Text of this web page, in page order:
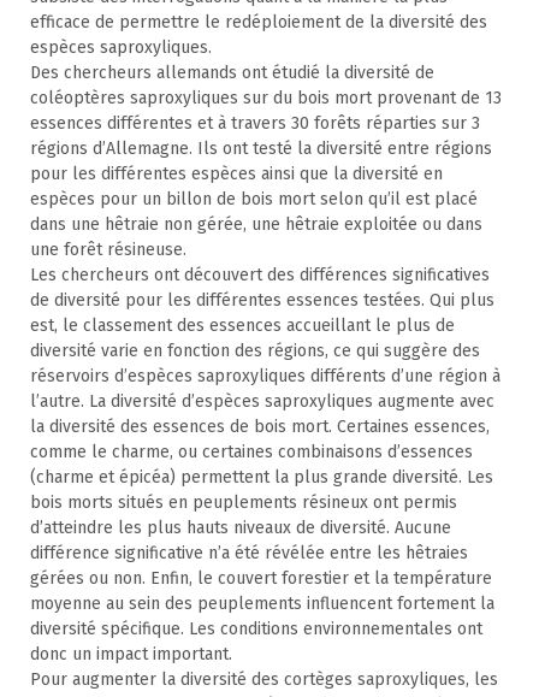
efficace de permettre le redéploiement de la diversité des
espèces saproxyliques.
Des chercheurs allemands ont étudié la diversité de
coléoptères saproxyliques sur du bois mort provenant de 13
essences différentes et à travers 30 forêts réparties sur 3
régions d’Allemagne. Ils ont testé la diversité entre régions
pour les différentes espèces ainsi que la diversité en
espèces pour un billon de bois mort selon qu’il est placé
dans une hêtraie non gérée, une hêtraie exploitée ou dans
une forêt résineuse.
Les chercheurs ont découvert des différences significatives
de diversité pour les différentes essences testées. Qui plus
est, le classement des essences accueillant le plus de
diversité varie en fonction des régions, ce qui suggère des
réservoirs d’espèces saproxyliques différents d’une région à
l’autre. La diversité d’espèces saproxyliques augmente avec
la diversité des essences de bois mort. Certaines essences,
comme le charme, ou certaines combinaisons d’essences
(charme et épicéa) permettent la plus grande diversité. Les
bois morts situés en peuplements résineux ont permis
d’atteindre les plus hauts niveaux de diversité. Aucune
différence significative n’a été révélée entre les hêtraies
gérées ou non. Enfin, le couvert forestier et la température
moyenne au sein des peuplements influencent fortement la
diversité spécifique. Les conditions environnementales ont
donc un impact important.
Pour augmenter la diversité des cortèges saproxyliques, les